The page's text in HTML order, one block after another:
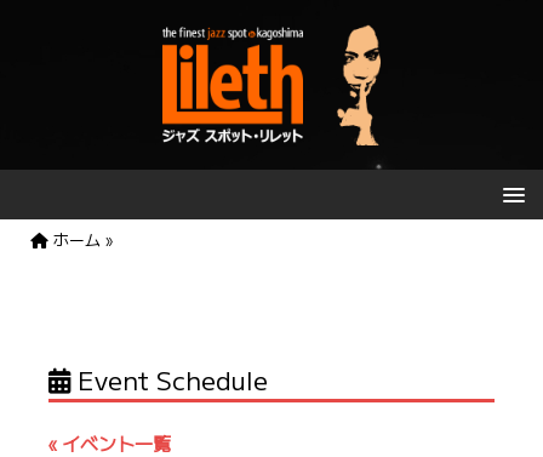
ホーム »
Event Schedule
« イベント一覧